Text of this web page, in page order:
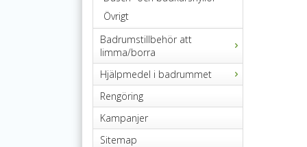
Övrigt
Badrumstillbehör att
limma/borra
Hjälpmedel i badrummet
Rengöring
Kampanjer
Sitemap